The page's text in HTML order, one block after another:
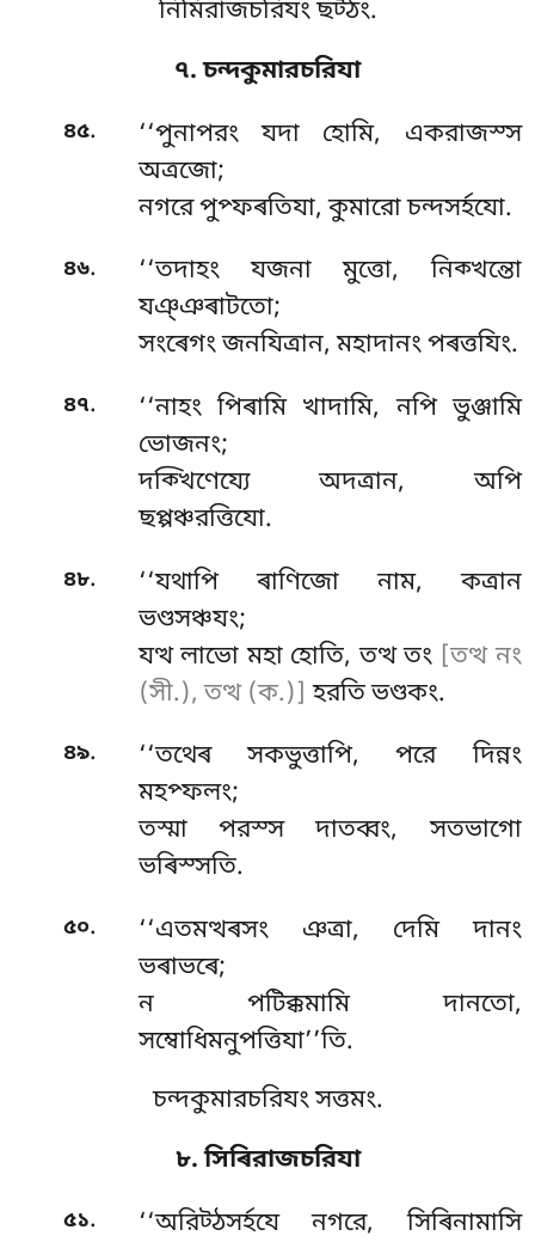
নিমিরাজচরিযং ছট্ঠং.
৭. চন্দকুমারচরিযা
৪৫. ‘‘পুনাপরংযদা হোমি, একরাজস্স
অত্রজো;
নগরে পুপ্ফৰতিযা, কুমারো চন্দসৰ্হযো.
৪৬. ‘‘তদাহংযজনা মুত্তো, নিক্খন্তো
যঞ্ঞৰাটতো;
সংৰেগং জনযিত্ৰান, মহাদানং পৰত্তযিং.
৪৭.
‘‘নাহং পিৰামি খাদামি, নপি ভুঞ্জামি
ভোজনং;
দক্খিণেয্যে অদত্ৰান, অপি
ছপ্পঞ্চরত্তিযো.
৪৮. ‘‘যথাপিৰাণিজো নাম, কত্ৰান
ভণ্ডসঞ্চযং;
যত্থ লাভো মহা হোতি, তত্থ তং [তত্থ নং
(সী.), তত্থ (ক.)] হরতি ভণ্ডকং.
৪৯.
‘‘তথেৰ সকভুত্তাপি, পরে দিন্নং
মহপ্ফলং;
তস্মা পরস্স দাতব্বং, সতভাগো
ভৰিস্সতি.
৫০.
‘‘এতমত্থৰসং ঞত্ৰা, দেমি দানং
ভৰাভৰে;
ন পটিক্কমামি দানতো,
সম্বোধিমনুপত্তিযা’’তি.
চন্দকুমারচরিযং সত্তমং.
৮. সিৰিরাজচরিযা
৫১.
‘‘অরিট্ঠসৰ্হযে নগরে, সিৰিনামাসি